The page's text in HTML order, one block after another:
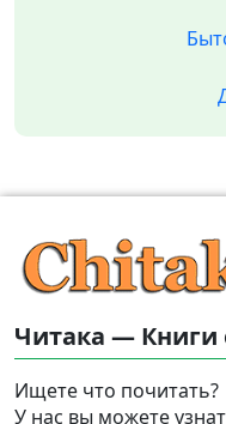
Читака —
Ищете что почитать?
У нас вы можете